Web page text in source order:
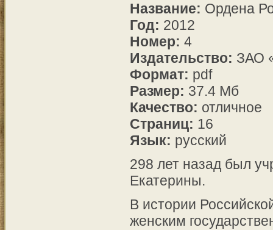
Название: Ордена
Год: 2012
Номер: 4
Издательство: ЗАО
Формат: pdf
Размер: 37.4 Мб
Качество: отличное
Страниц: 16
Язык: русский
298 лет назад был
Екатерины.
В истории
женским